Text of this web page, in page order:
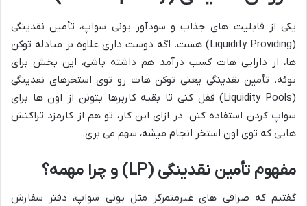
یکی از قابلیت های جذاب و سودآور یونی سواپ، تأمین نقدینگی
(Liquidity Providing) هست. اگه دوست داری علاوه بر مبادله توکن
ها، از دارایی هات کسب درآمد هم داشته باشی، این بخش برای
توئه. تأمین نقدینگی یعنی توکن هات رو توی استخرهای نقدینگی
(Liquidity Pools) قفل کنی تا بقیه کاربرها بتونن از اون ها برای
سواپ کردن استفاده کنن. در ازای این کار، تو هم از کارمزد تراکنش
هایی که توی اون استخر انجام میشه، سهم می بری.
مفهوم تأمین نقدینگی (LP) و چرا مهمه؟
گفتیم که صرافی های غیرمتمرکز مثل یونی سواپ، دفتر سفارش